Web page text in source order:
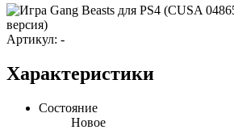
Артикул: -
Характеристики
Состояние
Новое